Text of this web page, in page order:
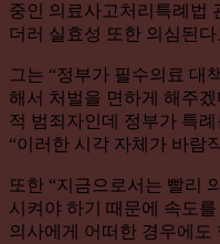
중인 의료사고처리특례법
더러 실효성 또한 의심된
그는 “정부가 필수의료 대
해서 처벌을 면하게 해주
적 범죄자인데 정부가 특
“이러한 시각 자체가 바람
또한 “지금으로서는 빨리
시켜야 하기 때문에 속도
의사에게 어떠한 경우에도